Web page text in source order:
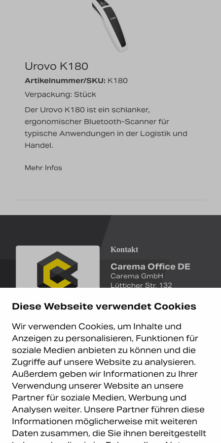
Diese Webseite verwendet Cookies
Wir verwenden Cookies, um Inhalte und
Anzeigen zu personalisieren, Funktionen für
soziale Medien anbieten zu können und die
Zugriffe auf unsere Website zu analysieren.
Außerdem geben wir Informationen zu Ihrer
Verwendung unserer Website an unsere
Partner für soziale Medien, Werbung und
Analysen weiter. Unsere Partner führen diese
Informationen möglicherweise mit weiteren
Daten zusammen, die Sie ihnen bereitgestellt
Urovo K180
Artikelnummer/SKU: K180
Verpackung: Stück
Der Urovo K180 ist ein schlanker,
ergonomischer Bluetooth-Scanner für
typische Anwendungen in der Logistik und
Handel.
Mehr Infos
Kontakt
Carema Office DE
Carema GmbH
Lütticher Str. 132
+49 (0)211 9367 8390
info@carema.de
© Copyright 2026 Carema
GmbH. Alle Rechte vorbehalten.
Datenschutz|Impressum
Carema Warehouse
Carema Hardware BV
Bohemenstraat 9
8028 SB Zwolle
Niederlande
Kundendienst
Serviceabteilung